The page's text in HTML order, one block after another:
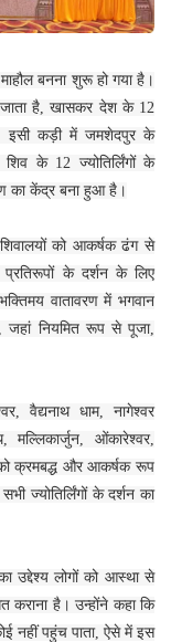
बनना शुरू हो गया है।
जाता है, खासकर देश के 12
इसी कड़ी में जमशेदपुर के
के 12 ज्योतिर्लिंगों के
का केंद्र बना हुआ है।
शिवालयों को आकर्षक ढंग से
प्रतिरूपों के दर्शन के लिए
वातावरण में भगवान
जहां नियमित रूप से पूजा,
वैद्यनाथ धाम, नागेश्वर
मल्लिकार्जुन, ओंकारेश्वर,
क्रमबद्ध और आकर्षक रूप
ज्योतिर्लिंगों के दर्शन का
उद्देश्य लोगों को आस्था से
कराना है। उन्होंने कहा कि
नहीं पहुंच पाता, ऐसे में इस